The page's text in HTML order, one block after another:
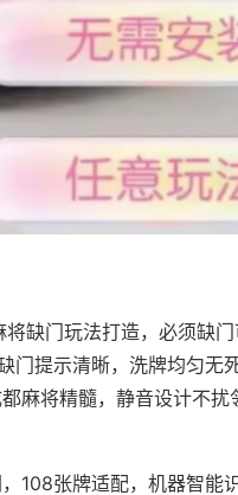
将缺门玩法打造，必须缺
门提示清晰，洗牌均匀无
麻将精髓，静音设计不扰
108张牌适配，机器智能